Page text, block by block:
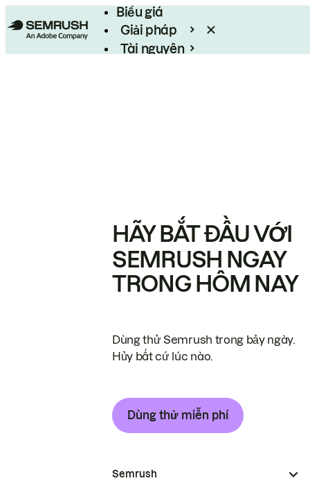
Biểu giá
Giải pháp
Tài nguyên
HÃY BẮT ĐẦU VỚI
SEMRUSH NGAY
TRONG HÔM NAY
Dùng thử Semrush trong bảy ngày.
Hủy bất cứ lúc nào.
Dùng thử miễn phí
Semrush